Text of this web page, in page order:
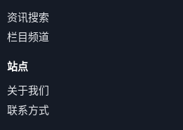
资讯搜索
栏目频道
站点
关于我们
联系方式